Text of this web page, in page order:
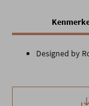
Designed by